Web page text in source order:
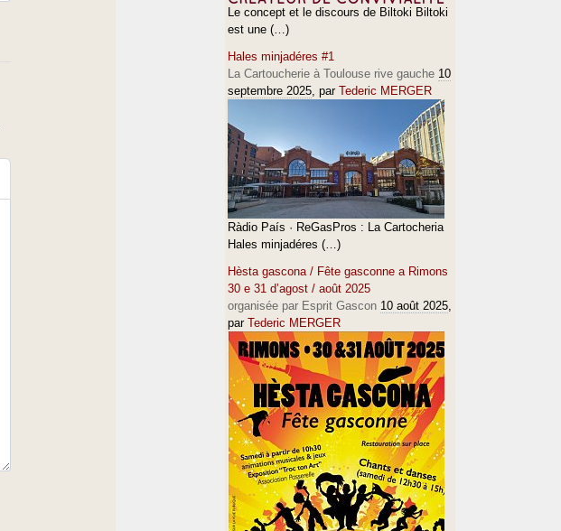
Le concept et le discours de Biltoki Biltoki
est une (…)
Hales minjadéres #1
La Cartoucherie à Toulouse rive gauche 10
septembre 2025, par Tederic MERGER
Ràdio País · ReGasPros : La Cartocheria
Hales minjadéres (…)
Hèsta gascona / Fête gasconne a Rimons
30 e 31 d’agost / août 2025
organisée par Esprit Gascon 10 août 2025,
par Tederic MERGER